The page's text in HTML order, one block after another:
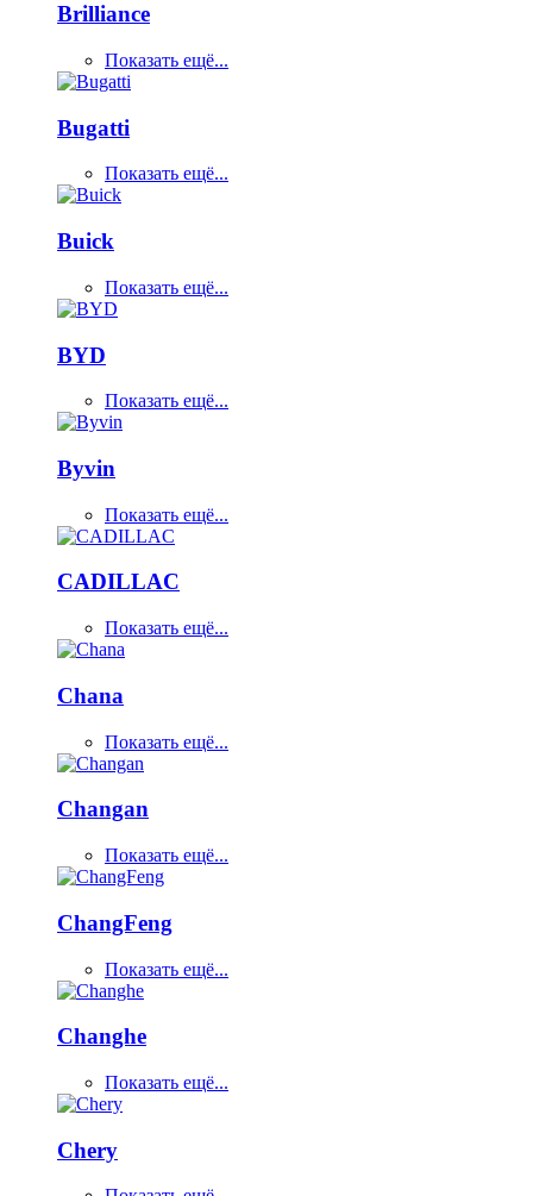
Brilliance
Показать ещё...
Bugatti
Показать ещё...
Buick
Показать ещё...
BYD
Показать ещё...
Byvin
Показать ещё...
CADILLAC
Показать ещё...
Chana
Показать ещё...
Changan
Показать ещё...
ChangFeng
Показать ещё...
Changhe
Показать ещё...
Chery